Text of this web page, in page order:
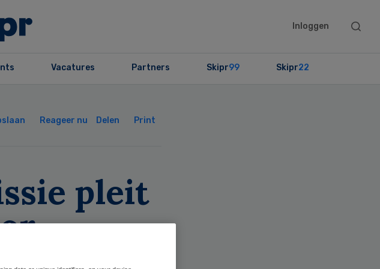
Inloggen
Search
Vacatures Partners Skipr99 Skipr22
Reageer nu Delen Print
pleit